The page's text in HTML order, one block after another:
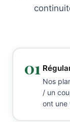
01
Nos
/ un
ont une